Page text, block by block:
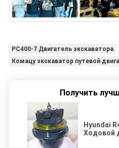
PC400-7 Двигатель экскаватора
Комацу экскаватор путевой
Получить
Hyundai
Ходовой